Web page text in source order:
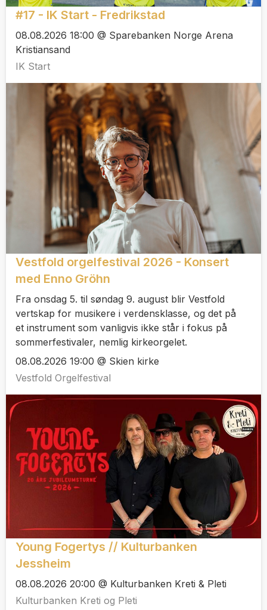
#17 - IK Start - Fredrikstad
08.08.2026 18:00 @ Sparebanken Norge Arena
Kristiansand
IK Start
Vestfold orgelfestival 2026 - Konsert
med Enno Gröhn
Fra onsdag 5. til søndag 9. august blir Vestfold
vertskap for musikere i verdensklasse, og det på
et instrument som vanligvis ikke står i fokus på
sommerfestivaler, nemlig kirkeorgelet.
08.08.2026 19:00 @ Skien kirke
Vestfold Orgelfestival
Young Fogertys // Kulturbanken
Jessheim
08.08.2026 20:00 @ Kulturbanken Kreti & Pleti
Kulturbanken Kreti og Pleti